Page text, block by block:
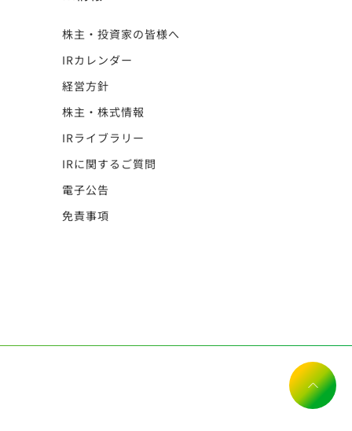
株主・投資家の皆様へ
IRカレンダー
経営方針
株主・株式情報
IRライブラリー
IRに関するご質問
電子公告
免責事項